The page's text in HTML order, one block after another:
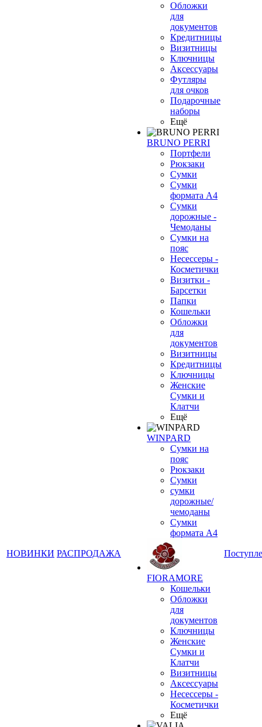
НОВИНКИ РАСПРОДАЖА
Обложки
для
документов
Кредитницы
Визитницы
Ключницы
Аксессуары
Футляры
для очков
Подарочные
наборы
Ещё
BRUNO PERRI
Портфели
Рюкзаки
Сумки
Сумки
формата А4
Сумки
дорожные -
Чемоданы
Сумки на
пояс
Несессеры -
Косметички
Визитки -
Барсетки
Папки
Кошельки
Обложки
для
документов
Визитницы
Кредитницы
Ключницы
Женские
Сумки и
Клатчи
Ещё
WINPARD
Сумки на
пояс
Рюкзаки
Сумки
сумки
дорожные/
чемоданы
Сумки
формата А4
FIORAMORE
Кошельки
Обложки
для
документов
Ключницы
Женские
Сумки и
Клатчи
Визитницы
Аксессуары
Несессеры -
Косметички
Ещё